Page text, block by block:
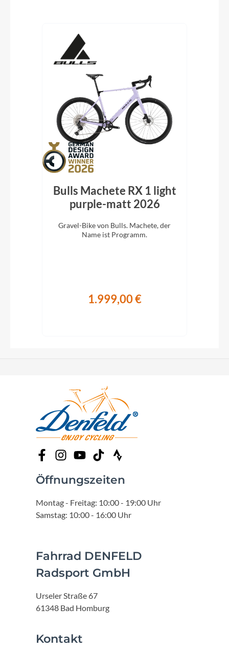
Bulls Machete RX 1 light
purple-matt 2026
Gravel-Bike von Bulls. Machete, der
Name ist Programm.
1.999,00 €
Öffnungszeiten
Montag - Freitag: 10:00 - 19:00 Uhr
Samstag: 10:00 - 16:00 Uhr
Fahrrad DENFELD
Radsport GmbH
Urseler Straße 67
61348 Bad Homburg
Kontakt